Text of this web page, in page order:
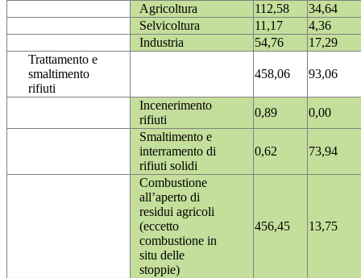
Agricoltura 112,58
34,64
Selvicoltura
11,17
4,36
Industria
54,76
17,29
Trattamento e
smaltimento
rifiuti
458,06 93,06
Incenerimento
rifiuti
0,89
0,00
Smaltimento e
interramento di
rifiuti solidi
0,62 73,94
Combustione
all’aperto di
residui agricoli
(eccetto
combustione in
situ delle
stoppie)
456,45 13,75